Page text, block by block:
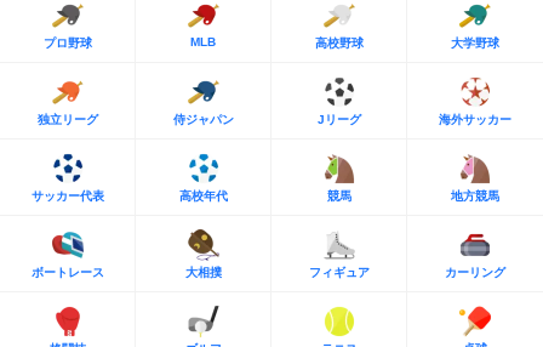
プロ野球 MLB 高校野球 大学野球
独立リーグ 侍ジャパン Jリーグ 海外サッカー
サッカー代表 高校年代 競馬 地方競馬
ボートレース 大相撲 フィギュア カーリング